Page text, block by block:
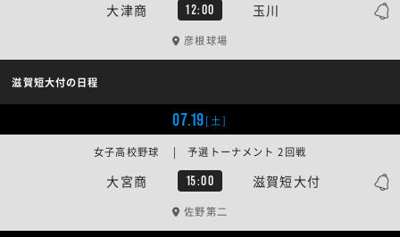
大津商 12:00 玉川
彦根球場
滋賀短大付の日程
07.19[土]
大宮商 15:00 滋賀短大付
女子高校野球 | 予選トーナメント 2回戦
佐野第二